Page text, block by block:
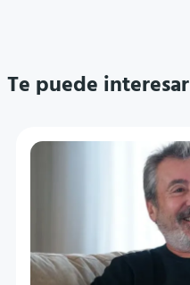
Te puede interesar